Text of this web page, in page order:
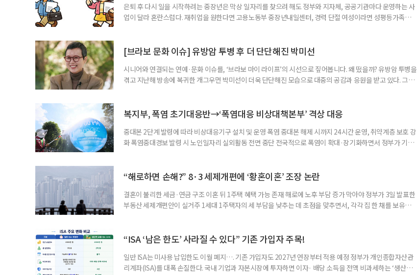
은퇴 후 다시 일을 시작하려는 중장년은 막상 일자리를 찾으려 해도 정부와 지자체, 공공기관마다 운영하는 사
업이 달라 혼란스럽다. 재취업을 원한다면 고용노동부 중장년내일센터, 경력 단절 여성이라면 성평등가족부
준비부터 구직 수당까지 고용노동부 국민취업지원제도 구직활동이 쉽지 않은 사람을 위한 제도다. 개인별 취
업 지원 계획을 세
[브라보 문화 이슈] 유방암 투병 후 더 단단해진 박미선
시니어와 연결되는 연예·문화 이슈를, ‘브라보 마이 라이프’의 시선으로 짚어봅니다. 왜 떴을까? 유방암 투병을
겪고 지난해 방송에 복귀한 개그우먼 박미선이 더욱 단단해진 모습으로 대중의 공감과 응원을 받고 있다. 그러
까. 오랜 방송 생활 뒤 전해진 투병 소식 박미선은 재치 있는 말솜씨와 공감 능력으로
복지부, 폭염 초기대응반→‘폭염대응 비상대책본부’ 격상 대응
중대본 2단계 발령에 따라 비상대응기구 설치 및 운영 폭염 중대본 해제 시까지 24시간 운영, 취약계층 보호 강
화 폭염중대경보 발령 시 노인일자리 실외활동 전면 중단 전국적으로 폭염이 확대·장기화하면서 정부가 기존
책본부(중대본) 2단계(심각)가 발령된 이후에도 폭염이 전국적으로 확대되고 장기화한 데 따른 것이다. 기존에
“해로하면 손해?” 8·3 세제개편에 ‘황혼이혼’ 조장 논란
결혼이 불리한 세금·연금 구조 이혼 뒤 1주택 혜택 가능 존재 해로에 노후 부담 증가 막아야 정부가 3일 발표한
부동산 세제개편안이 실거주 1세대 1주택자의 세 부담을 낮추는 데 초점을 맞추면서, 각각 집 한 채를 보유한
부가 각자 집 한 채씩을 보유하면 한 세대가 두 채를 가진 것으로 보지만, 실제 이혼해 주거와 생계를 분
“ISA ‘남은 한도’ 사라질 수 있다” 기존 가입자 주목!
일반 ISA는 미사용 납입한도 이월 폐지…. 기존 가입자도 2027년 연장부터 적용 예정 정부가 개인종합자산관
리계좌(ISA)를 대폭 손질한다. 국내 기업과 자본시장에 투자하면 이자· 배당 소득을 전액 비과세하는 ‘생산적